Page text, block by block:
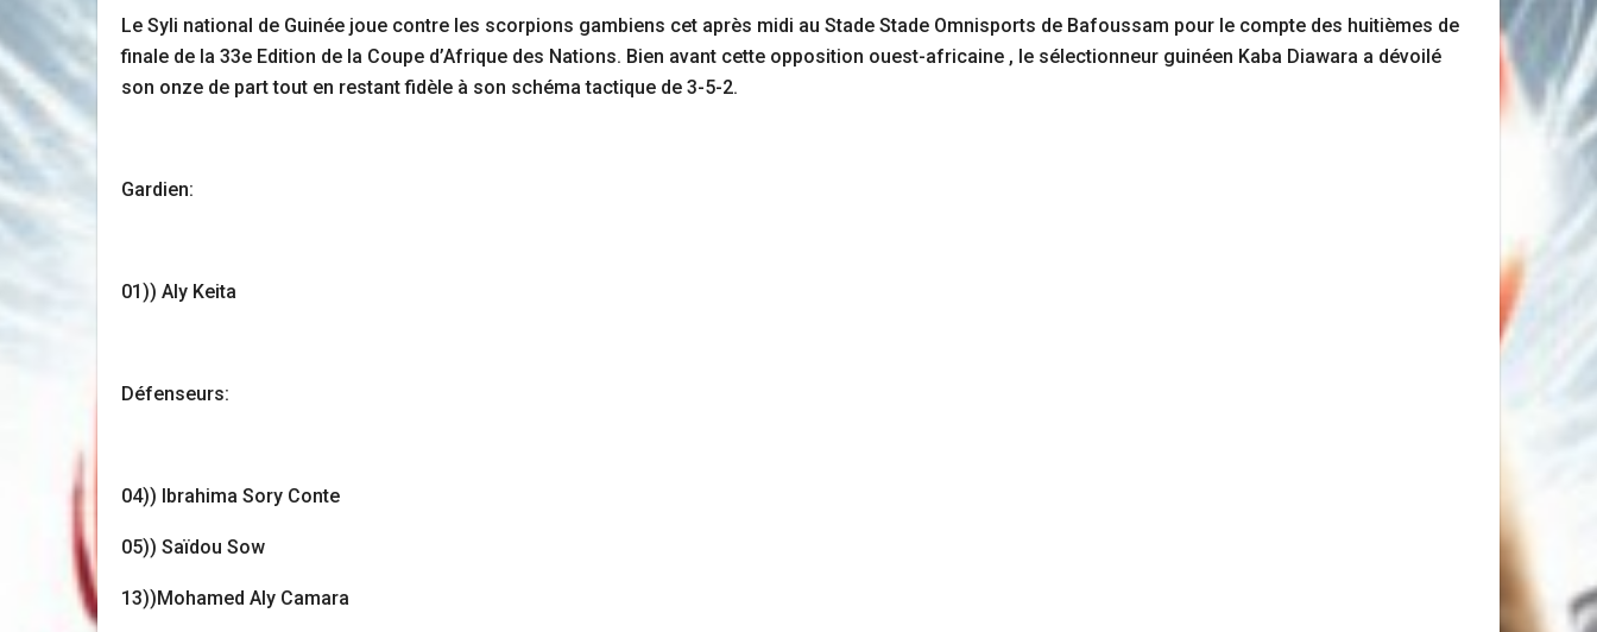
Le Syli national de Guinée joue contre les scorpions gambiens cet après midi au Stade Stade Omnisports de Bafoussam pour le compte des huitièmes de
finale de la 33e Edition de la Coupe d’Afrique des Nations. Bien avant cette opposition ouest-africaine , le sélectionneur guinéen Kaba Diawara a dévoilé
son onze de part tout en restant fidèle à son schéma tactique de 3-5-2.
Gardien:
01)) Aly Keita
Défenseurs:
04)) Ibrahima Sory Conte
05)) Saïdou Sow
13))Mohamed Aly Camara